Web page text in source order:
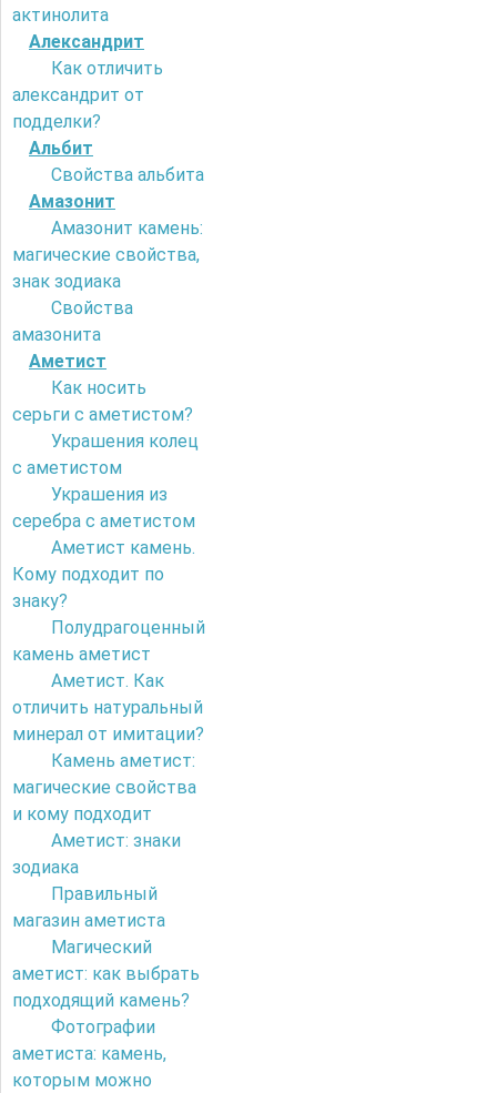
актинолита
Александрит
Как отличить
александрит от
подделки?
Альбит
Свойства альбита
Амазонит
Амазонит камень:
магические свойства,
знак зодиака
Свойства
амазонита
Аметист
Как носить
серьги с аметистом?
Украшения колец
с аметистом
Украшения из
серебра с аметистом
Аметист камень.
Кому подходит по
знаку?
Полудрагоценный
камень аметист
Аметист. Как
отличить натуральный
минерал от имитации?
Камень аметист:
магические свойства
и кому подходит
Аметист: знаки
зодиака
Правильный
магазин аметиста
Магический
аметист: как выбрать
подходящий камень?
Фотографии
аметиста: камень,
которым можно